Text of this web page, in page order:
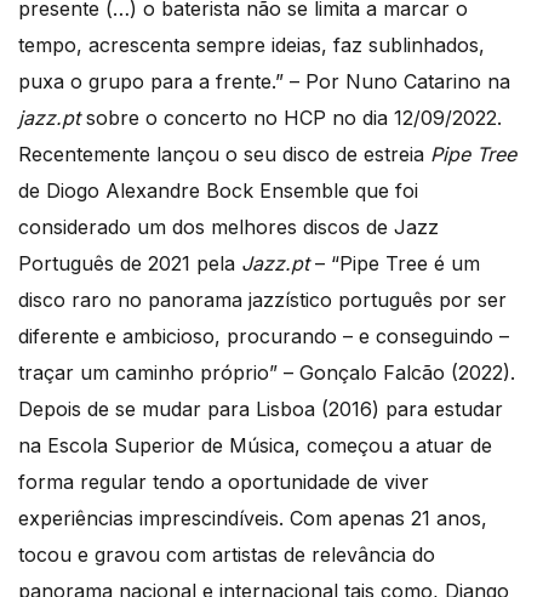
presente (…) o baterista não se limita a marcar o
tempo, acrescenta sempre ideias, faz sublinhados,
puxa o grupo para a frente.” – Por Nuno Catarino na
jazz.ptsobre o concerto no HCP no dia 12/09/2022.
Recentemente lançou o seu disco de estreia Pipe Tree
de Diogo Alexandre Bock Ensemble que foi
considerado um dos melhores discos de Jazz
Português de 2021 pela Jazz.pt– “Pipe Tree é um
disco raro no panorama jazzístico português por ser
diferente e ambicioso, procurando – e conseguindo –
traçar um caminho próprio” – Gonçalo Falcão (2022).
Depois de se mudar para Lisboa (2016) para estudar
na Escola Superior de Música, começou a atuar de
forma regular tendo a oportunidade de viver
experiências imprescindíveis. Com apenas 21 anos,
tocou e gravou com artistas de relevância do
panorama nacional e internacional tais como, Django